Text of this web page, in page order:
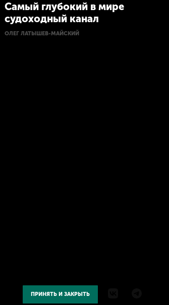
Самый глубокий в мире
судоходный канал
«Иттихад»
ОЛЕГ ЛАТЫШЕВ-МАЙСКИЙ
ПРИНЯТЬ И ЗАКРЫТЬ